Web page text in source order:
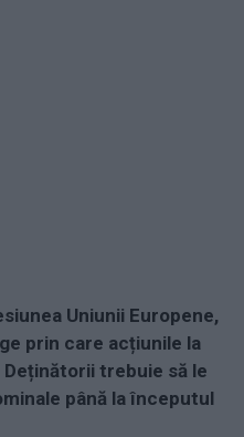
Uniunii Europene,
prin care acțiunile la
trebuie să le
până la începutul